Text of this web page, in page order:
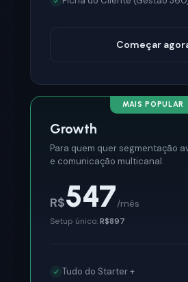
Começar
MAIS POPULAR
Growth
Para quem quer segmentação
e comunicação multicanal.
R$547/mês
Setup único:R$897
Tudo do Starter +